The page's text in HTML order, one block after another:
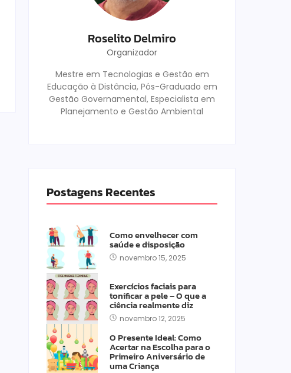
Roselito Delmiro
Organizador
Mestre em Tecnologias e Gestão em
Educação à Distância, Pós-Graduado em
Gestão Governamental, Especialista em
Planejamento e Gestão Ambiental
Postagens Recentes
Como envelhecer com
saúde e disposição
novembro 15, 2025
Exercícios faciais para
tonificar a pele – O que a
ciência realmente diz
novembro 12, 2025
O Presente Ideal: Como
Acertar na Escolha para o
Primeiro Aniversário de
uma Criança